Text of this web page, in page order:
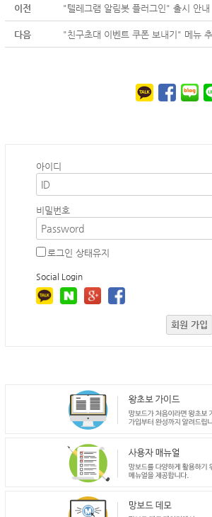
이전 "텔레그램 알림봇 플러그인" 출시 안내
다음 "친구초대 이벤트 쿠폰 보내기" 메뉴
아이디
비밀번호
로그인 상태유지
Social Login
회원 가입